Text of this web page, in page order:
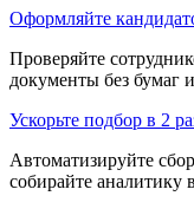
Оформляйте
Проверяйте
документы без бумаг
Ускорьте подбор в 2
Автоматизируйте
собирайте аналитику